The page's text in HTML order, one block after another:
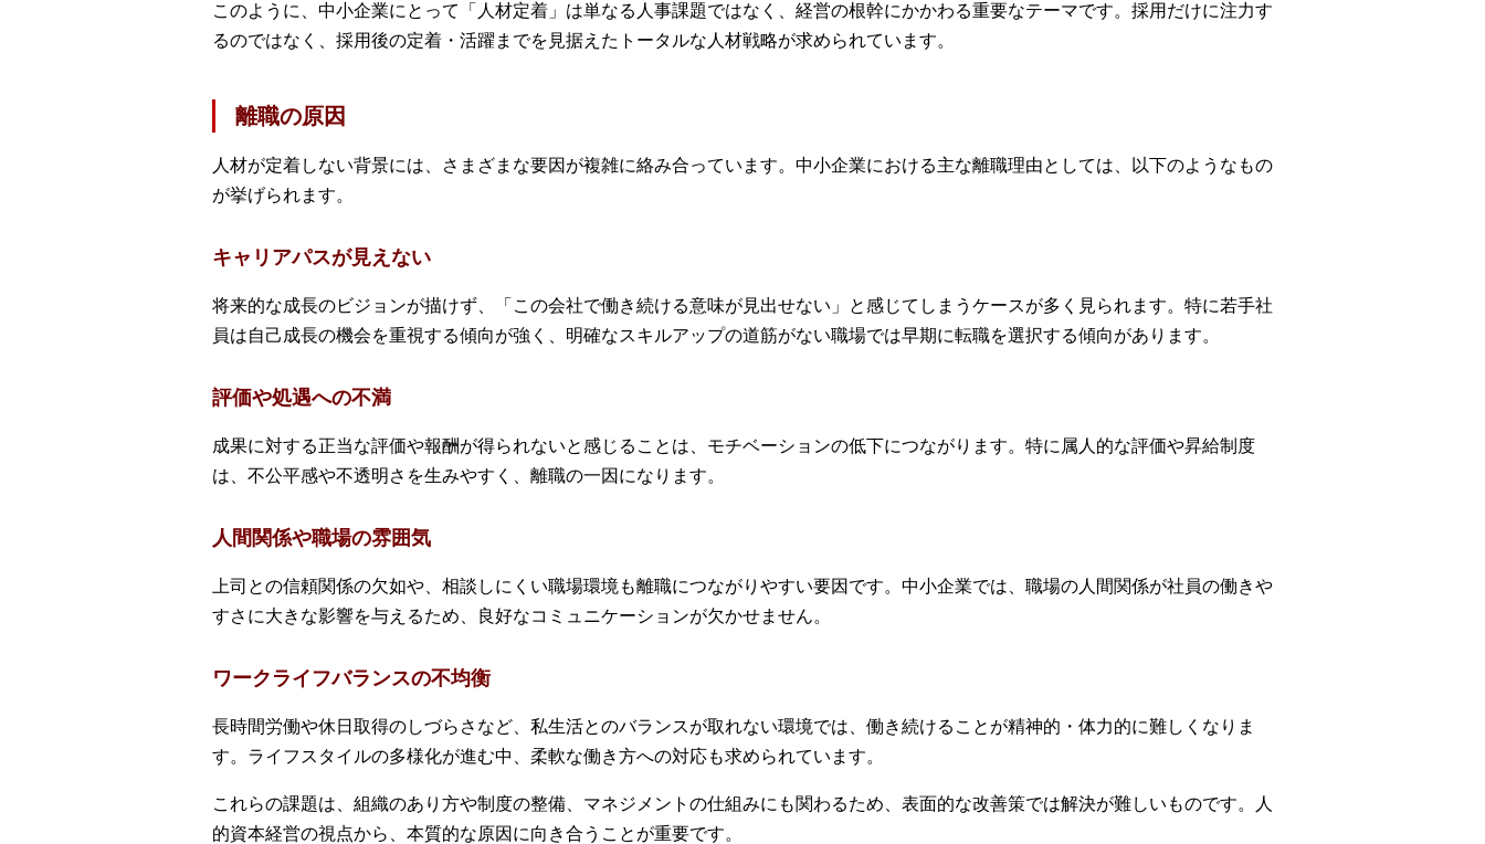
このように、中小企業にとって「人材定着」は単なる人事課題ではなく、経営の根幹にかかわる重要なテーマです。採用だけに注力す
るのではなく、採用後の定着・活躍までを見据えたトータルな人材戦略が求められています。
離職の原因
人材が定着しない背景には、さまざまな要因が複雑に絡み合っています。中小企業における主な離職理由としては、以下のようなもの
が挙げられます。
キャリアパスが見えない
将来的な成長のビジョンが描けず、「この会社で働き続ける意味が見出せない」と感じてしまうケースが多く見られます。特に若手社
員は自己成長の機会を重視する傾向が強く、明確なスキルアップの道筋がない職場では早期に転職を選択する傾向があります。
評価や処遇への不満
成果に対する正当な評価や報酬が得られないと感じることは、モチベーションの低下につながります。特に属人的な評価や昇給制度
は、不公平感や不透明さを生みやすく、離職の一因になります。
人間関係や職場の雰囲気
上司との信頼関係の欠如や、相談しにくい職場環境も離職につながりやすい要因です。中小企業では、職場の人間関係が社員の働きや
すさに大きな影響を与えるため、良好なコミュニケーションが欠かせません。
ワークライフバランスの不均衡
長時間労働や休日取得のしづらさなど、私生活とのバランスが取れない環境では、働き続けることが精神的・体力的に難しくなりま
す。ライフスタイルの多様化が進む中、柔軟な働き方への対応も求められています。
これらの課題は、組織のあり方や制度の整備、マネジメントの仕組みにも関わるため、表面的な改善策では解決が難しいものです。人
的資本経営の視点から、本質的な原因に向き合うことが重要です。